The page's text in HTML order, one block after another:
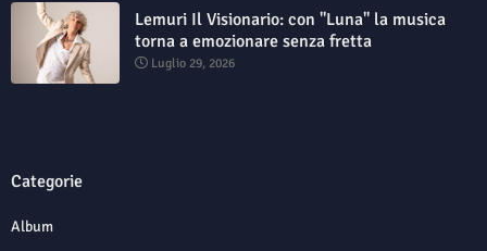
Lemuri Il Visionario: con "Luna" la musica
torna a emozionare senza fretta
Luglio 29, 2026
Categorie
Album